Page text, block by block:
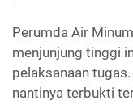
Perumda Air
menjunjung tinggi
pelaksanaan
nantinya terbukti